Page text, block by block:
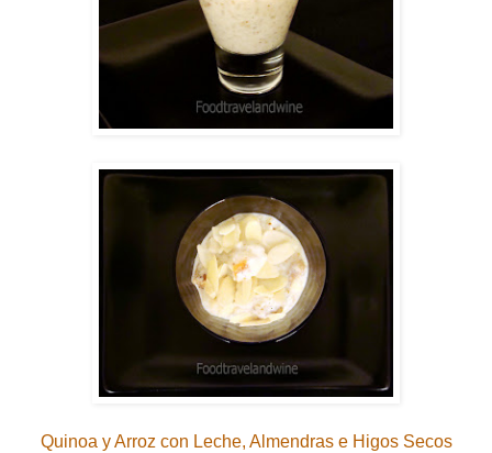
Quinoa y Arroz con Leche, Almendras e Higos Secos